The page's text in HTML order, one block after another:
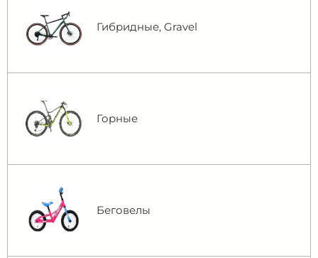
Гибридные, Gravel
Горные
Беговелы